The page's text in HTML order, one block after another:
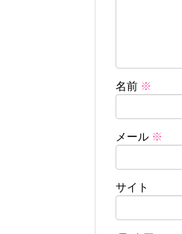
名前 ※
メール ※
サイト